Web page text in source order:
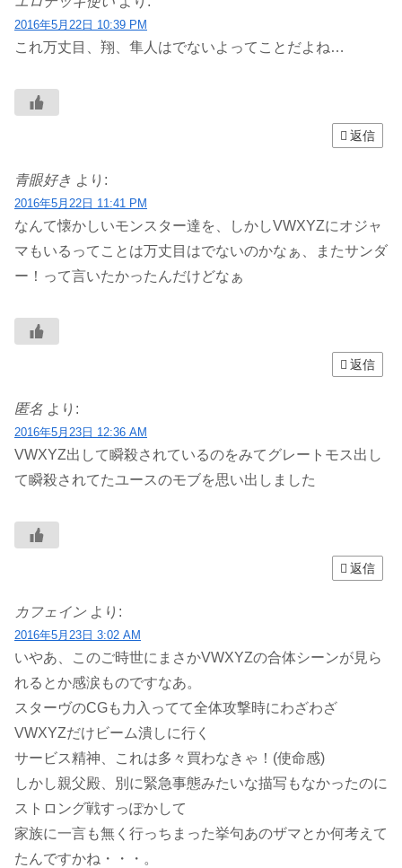
2016年5月22日 10:39 PM
これ万丈目、翔、隼人はでないよってことだよね…
返信
青眼好き より:
2016年5月22日 11:41 PM
なんて懐かしいモンスター達を、しかしVWXYZにオジャ
マもいるってことは万丈目はでないのかなぁ、またサンダ
ー！って言いたかったんだけどなぁ
返信
匿名 より:
2016年5月23日 12:36 AM
VWXYZ出して瞬殺されているのをみてグレートモス出し
て瞬殺されてたユースのモブを思い出しました
返信
カフェイン より:
2016年5月23日 3:02 AM
いやあ、このご時世にまさかVWXYZの合体シーンが見ら
れるとか感涙ものですなあ。
スターヴのCGも力入ってて全体攻撃時にわざわざ
VWXYZだけビーム潰しに行く
サービス精神、これは多々買わなきゃ！(使命感)
しかし親父殿、別に緊急事態みたいな描写もなかったのに
ストロング戦すっぽかして
家族に一言も無く行っちまった挙句あのザマとか何考えて
たんですかね・・・。